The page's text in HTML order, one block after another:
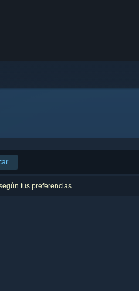
tus preferencias.